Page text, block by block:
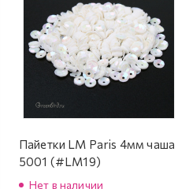
Пайетки LM Paris 4мм чаша
5001 (#LM19)
Нет в наличии